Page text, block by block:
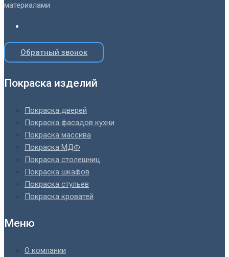
материалами
Обратный звонок
Покраска изделий
Покраска дверей
Покраска фасадов кухни
Покраска массива
Покраска МДФ
Покраска столешниц
Покраска шкафов
Покраска стульев
Покраска кроватей
Меню
О компании